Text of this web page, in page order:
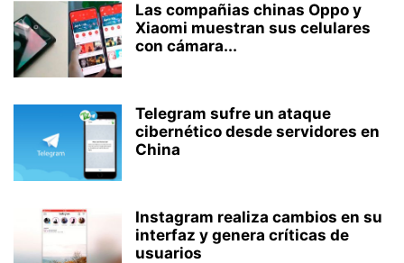
Las compañias chinas Oppo y
Xiaomi muestran sus celulares
con cámara...
Telegram sufre un ataque
cibernético desde servidores en
China
Instagram realiza cambios en su
interfaz y genera críticas de
usuarios